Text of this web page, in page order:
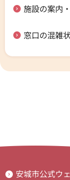
施設の案内
窓口の混雑
安城市公式ウ